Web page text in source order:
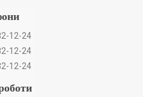
12-24
12-24
12-24